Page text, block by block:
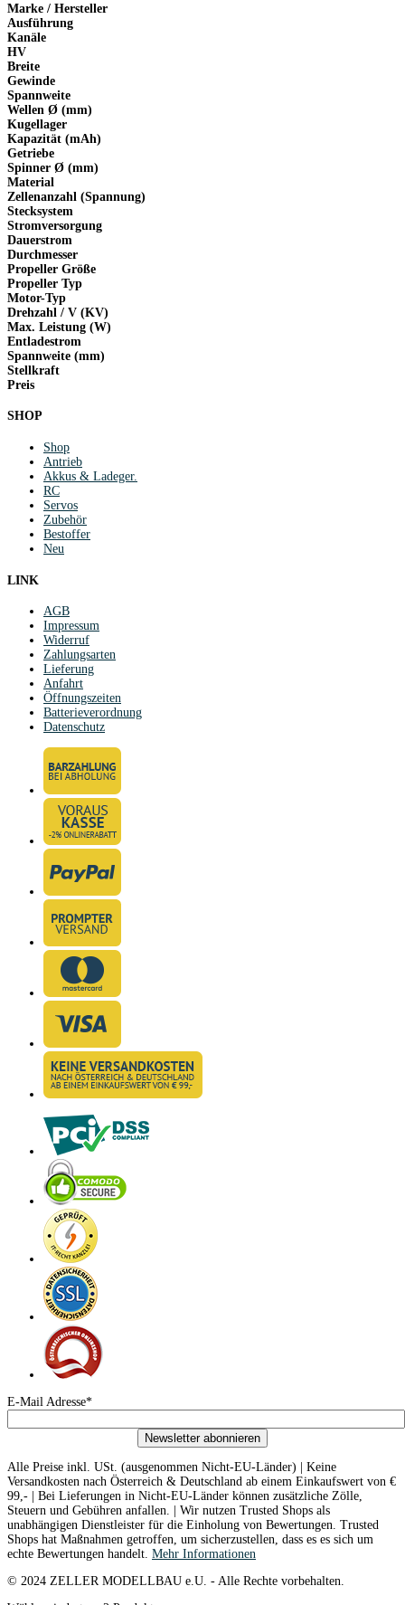
Marke / Hersteller
Ausführung
Kanäle
HV
Breite
Gewinde
Spannweite
Wellen Ø (mm)
Kugellager
Kapazität (mAh)
Getriebe
Spinner Ø (mm)
Material
Zellenanzahl (Spannung)
Stecksystem
Stromversorgung
Dauerstrom
Durchmesser
Propeller Größe
Propeller Typ
Motor-Typ
Drehzahl / V (KV)
Max. Leistung (W)
Entladestrom
Spannweite (mm)
Stellkraft
Preis
SHOP
Shop
Antrieb
Akkus & Ladeger.
RC
Servos
Zubehör
Bestoffer
Neu
LINK
AGB
Impressum
Widerruf
Zahlungsarten
Lieferung
Anfahrt
Öffnungszeiten
Batterieverordnung
Datenschutz
E-Mail Adresse*
Newsletter abonnieren
Alle Preise inkl. USt. (ausgenommen Nicht-EU-Länder) | Keine
Versandkosten nach Österreich & Deutschland ab einem Einkaufswert von €
99,- | Bei Lieferungen in Nicht-EU-Länder können zusätzliche Zölle,
Steuern und Gebühren anfallen. | Wir nutzen Trusted Shops als
unabhängigen Dienstleister für die Einholung von Bewertungen. Trusted
Shops hat Maßnahmen getroffen, um sicherzustellen, dass es es sich um
echte Bewertungen handelt. Mehr Informationen
© 2024 ZELLER MODELLBAU e.U. - Alle Rechte vorbehalten.